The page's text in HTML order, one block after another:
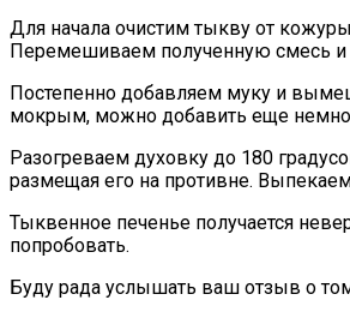
Для начала очистим тыкву от
Перемешиваем полученную смесь
Постепенно добавляем муку и
мокрым, можно добавить еще
Разогреваем духовку до 180
размещая его на противне.
Тыквенное печенье получается
попробовать.
Буду рада услышать ваш отзыв о